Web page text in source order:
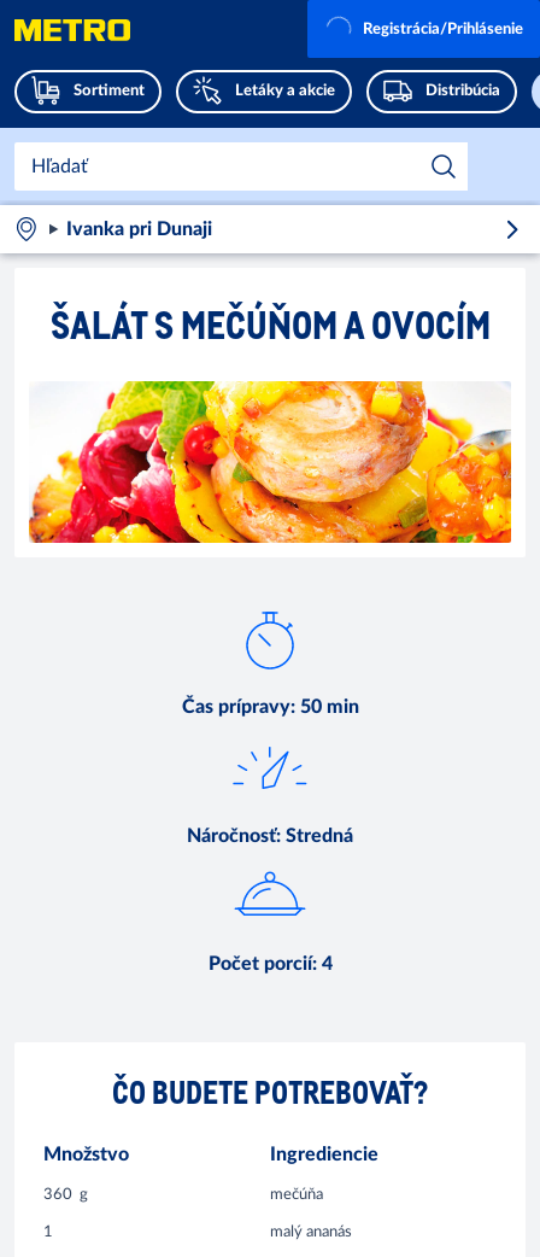
Sortiment Letáky a akcie Distribúcia
Registrácia/Prihlásenie
Ivanka pri Dunaji
ŠALÁT S MEČÚŇOM A OVOCÍM
Čas prípravy: 50 min
Náročnosť: Stredná
Počet porcií: 4
ČO BUDETE POTREBOVAŤ?
Množstvo Ingrediencie
360 g mečúňa
1 malý ananás